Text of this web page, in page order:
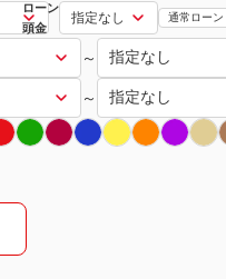
ローン
頭金
通常ローン
～
～